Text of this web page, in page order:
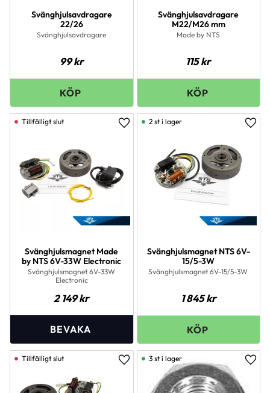
Svänghjulsavdragare
22/26
Svänghjulsavdragare
99kr
Svänghjulsavdragare
M22/M26 mm
Made by NTS
115kr
Svänghjulsmagnet Made
by NTS 6V-33W Electronic
Svänghjulsmagnet 6V-33W
Electronic
2 149kr
Lägg till i favoriter
Svänghjulsmagnet NTS 6V-
15/5-3W
Svänghjulsmagnet 6V-15/5-3W
1 845kr
2 st i lager
Lägg till i favoriter
3 st i lager